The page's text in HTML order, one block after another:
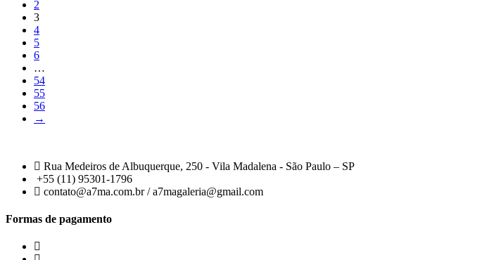
2
3
4
5
6
…
54
55
56
→
Rua Medeiros de Albuquerque, 250 - Vila Madalena - São Paulo – SP
+55 (11) 95301-1796
contato@a7ma.com.br / a7magaleria@gmail.com
Formas de pagamento